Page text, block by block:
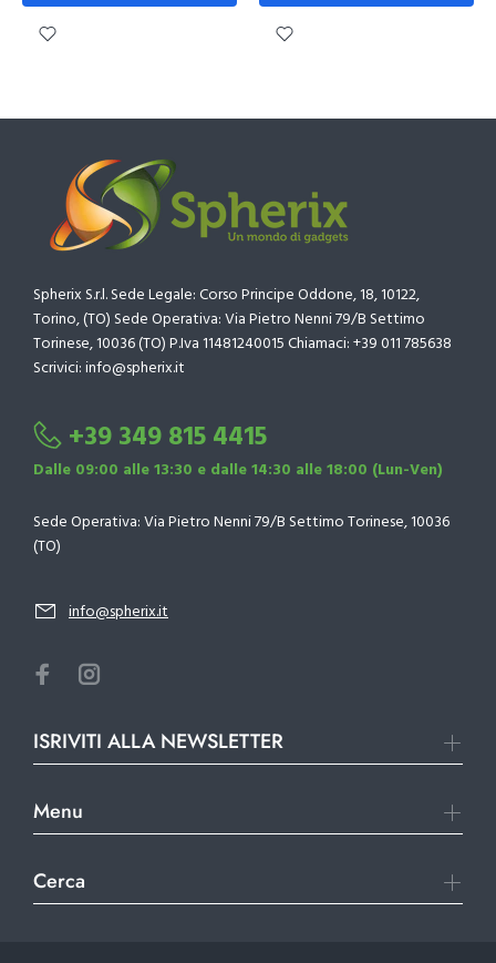
Spherix S.r.l. Sede Legale: Corso Principe Oddone, 18, 10122,
Torino, (TO) Sede Operativa: Via Pietro Nenni 79/B Settimo
Torinese, 10036 (TO) P.Iva 11481240015 Chiamaci: +39 011 785638
Scrivici: info@spherix.it
+39 349 815 4415
Dalle 09:00 alle 13:30 e dalle 14:30 alle 18:00 (Lun-Ven)
Sede Operativa: Via Pietro Nenni 79/B Settimo Torinese, 10036
(TO)
info@spherix.it
ISRIVITI ALLA NEWSLETTER
Menu
Cerca